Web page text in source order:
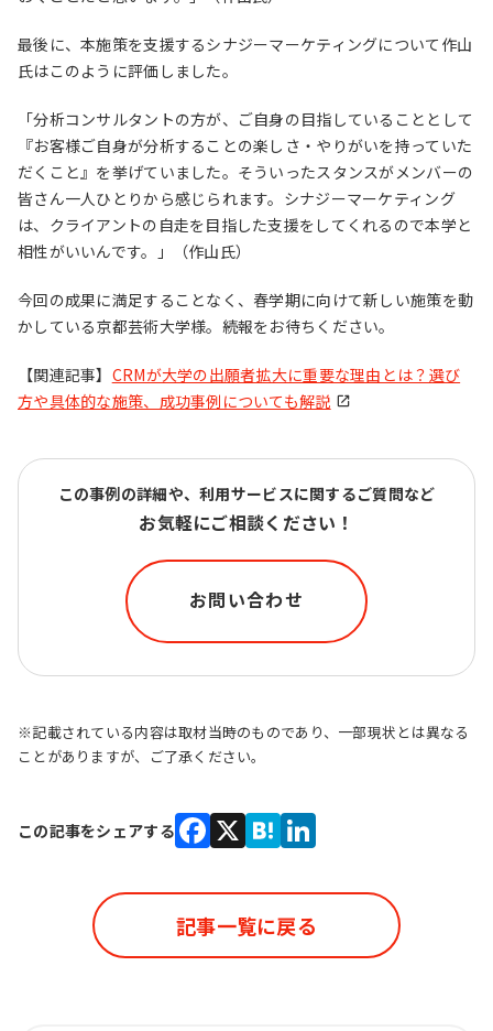
最後に、本施策を支援するシナジーマーケティングについて作山
氏はこのように評価しました。
「分析コンサルタントの方が、ご自身の目指していることとして
『お客様ご自身が分析することの楽しさ・やりがいを持っていた
だくこと』を挙げていました。そういったスタンスがメンバーの
皆さん一人ひとりから感じられます。シナジーマーケティング
は、クライアントの自走を目指した支援をしてくれるので本学と
相性がいいんです。」（作山氏）
今回の成果に満足することなく、春学期に向けて新しい施策を動
かしている京都芸術大学様。続報をお待ちください。
【関連記事】 CRMが大学の出願者拡大に重要な理由とは？選び
方や具体的な施策、成功事例についても解説
この事例の詳細や、利用サービスに関するご質問など
お気軽にご相談ください！
お問い合わせ
※記載されている内容は取材当時のものであり、一部現状とは異なる
ことがありますが、ご了承ください。
この記事をシェアする
記事一覧に戻る